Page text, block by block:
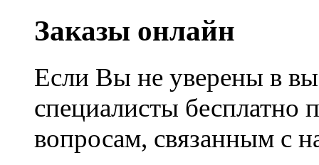
Заказы онлайн
Если Вы не уверены в
специалисты
вопросам, связанным с